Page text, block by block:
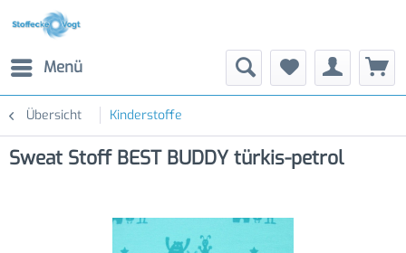
Menü
Übersicht Kinderstoffe
Sweat Stoff BEST BUDDY türkis-petrol